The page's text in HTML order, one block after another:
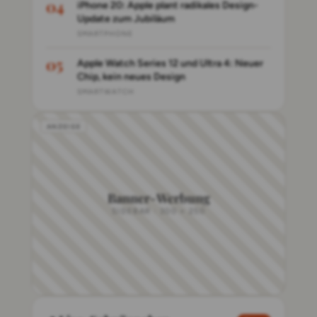
iPhone 20: Apple plant radikales Design-
Update zum Jubiläum
Apple Watch Series 12 und Ultra 4: Neuer
Chip, kein neues Design
Banner-Werbung